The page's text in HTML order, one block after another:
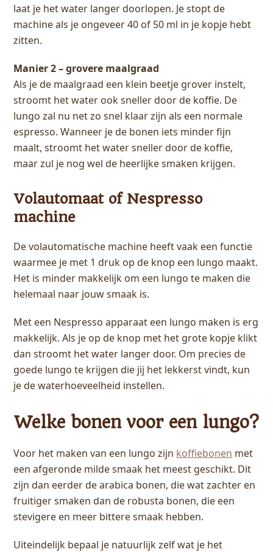
laat je het water langer doorlopen. Je stopt de
machine als je ongeveer 40 of 50 ml in je kopje hebt
zitten.
Manier 2 – grovere maalgraad
Als je de maalgraad een klein beetje grover instelt,
stroomt het water ook sneller door de koffie. De
lungo zal nu net zo snel klaar zijn als een normale
espresso. Wanneer je de bonen iets minder fijn
maalt, stroomt het water sneller door de koffie,
maar zul je nog wel de heerlijke smaken krijgen.
Volautomaat of Nespresso
machine
De volautomatische machine heeft vaak een functie
waarmee je met 1 druk op de knop een lungo maakt.
Het is minder makkelijk om een lungo te maken die
helemaal naar jouw smaak is.
Met een Nespresso apparaat een lungo maken is erg
makkelijk. Als je op de knop met het grote kopje klikt
dan stroomt het water langer door. Om precies de
goede lungo te krijgen die jij het lekkerst vindt, kun
je de waterhoeveelheid instellen.
Welke bonen voor een lungo?
Voor het maken van een lungo zijn koffiebonen met
een afgeronde milde smaak het meest geschikt. Dit
zijn dan eerder de arabica bonen, die wat zachter en
fruitiger smaken dan de robusta bonen, die een
stevigere en meer bittere smaak hebben.
Uiteindelijk bepaal je natuurlijk zelf wat je het